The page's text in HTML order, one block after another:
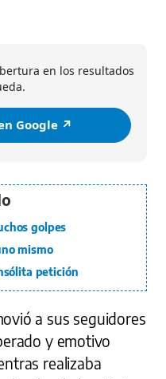
en los resultados
Google ↗️
golpes
mismo
petición
a sus seguidores
y emotivo
realizaba